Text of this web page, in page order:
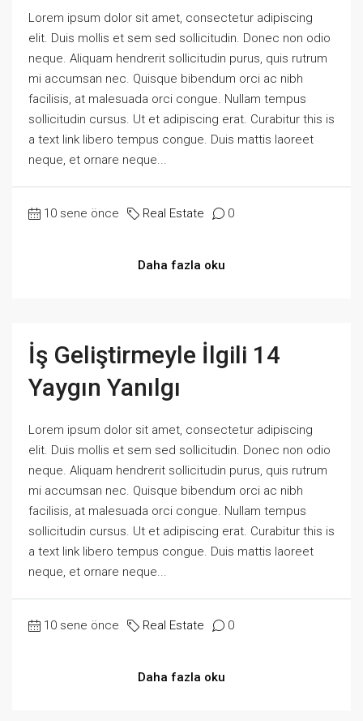
Lorem ipsum dolor sit amet, consectetur adipiscing
elit. Duis mollis et sem sed sollicitudin. Donec non odio
neque. Aliquam hendrerit sollicitudin purus, quis rutrum
mi accumsan nec. Quisque bibendum orci ac nibh
facilisis, at malesuada orci congue. Nullam tempus
sollicitudin cursus. Ut et adipiscing erat. Curabitur this is
a text link libero tempus congue. Duis mattis laoreet
neque, et ornare neque...
10 sene önce Real Estate 0
Daha fazla oku
İş Geliştirmeyle İlgili 14
Yaygın Yanılgı
Lorem ipsum dolor sit amet, consectetur adipiscing
elit. Duis mollis et sem sed sollicitudin. Donec non odio
neque. Aliquam hendrerit sollicitudin purus, quis rutrum
mi accumsan nec. Quisque bibendum orci ac nibh
facilisis, at malesuada orci congue. Nullam tempus
sollicitudin cursus. Ut et adipiscing erat. Curabitur this is
a text link libero tempus congue. Duis mattis laoreet
neque, et ornare neque...
10 sene önce Real Estate 0
Daha fazla oku